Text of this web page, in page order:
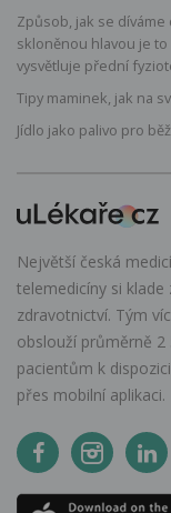
Způsob, jak se
skloněnou hlavou je to
vysvětluje přední
Tipy maminek, jak na
Jídlo jako palivo pro
Největší česká
telemedicíny si
zdravotnictví. Tým
obslouží průměrně 2
pacientům k
přes mobilní aplikaci.